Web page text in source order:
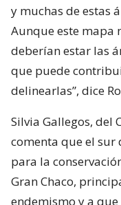
y muchas de estas
Aunque este mapa
deberían estar las
que puede
delinearlas”, dice
Silvia Gallegos, del
comenta que el
para la
Gran Chaco,
endemismo y a